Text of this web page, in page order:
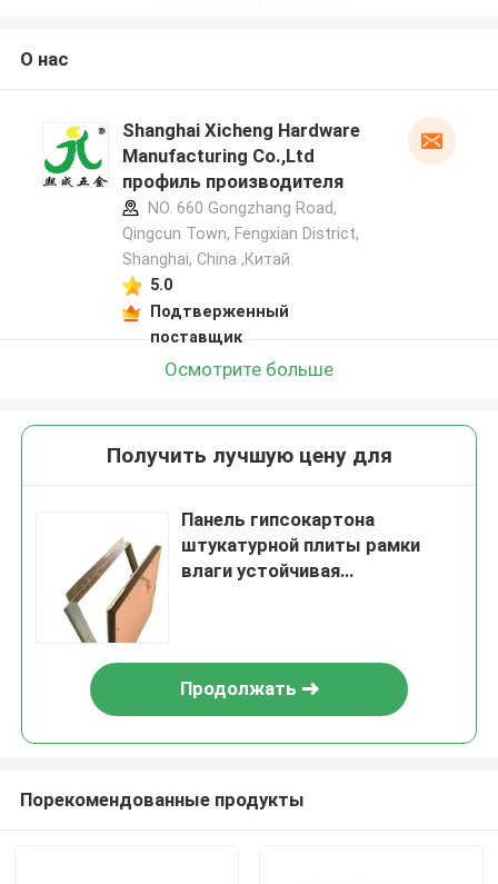
О нас
Shanghai Xicheng Hardware
Manufacturing Co.,Ltd
профиль производителя
NO. 660 Gongzhang Road,
Qingcun Town, Fengxian District,
Shanghai, China ,Китай
5.0
Подтверженный
поставщик
Осмотрите больше
Получить лучшую цену для
Панель гипсокартона
штукатурной плиты рамки
влаги устойчивая
Продолжать
Порекомендованные продукты